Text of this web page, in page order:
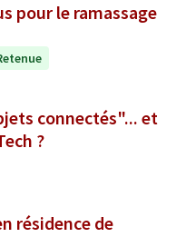
pour le ramassage
connectés"... et
?
résidence de